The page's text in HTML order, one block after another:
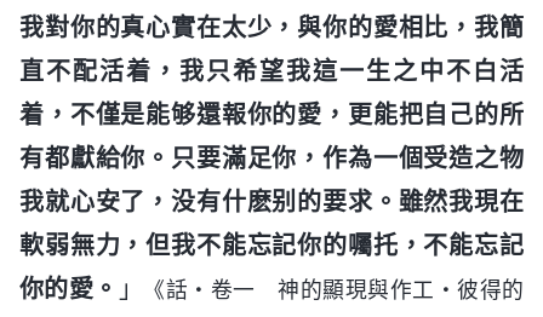
我對你的真心實在太少，與你的愛相比，我簡
直不配活着，我只希望我這一生之中不白活
着，不僅是能够還報你的愛，更能把自己的所
有都獻給你。只要滿足你，作為一個受造之物
我就心安了，没有什麽别的要求。雖然我現在
軟弱無力，但我不能忘記你的囑托，不能忘記
你的愛。 」
《話・卷一 神的顯現與作工・彼得的